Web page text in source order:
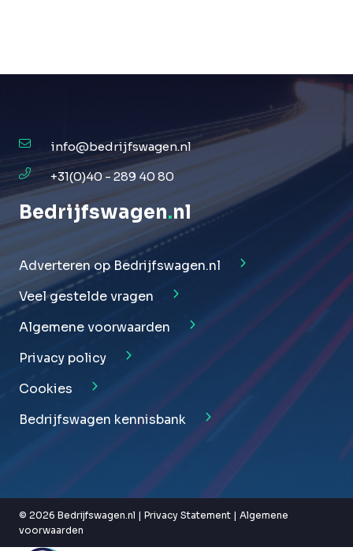
info@bedrijfswagen.nl
+31(0)40 - 289 40 80
Bedrijfswagen.nl
Adverteren op Bedrijfswagen.nl
Veel gestelde vragen
Algemene voorwaarden
Privacy policy
Cookies
Bedrijfswagen kennisbank
© 2026 Bedrijfswagen.nl | Privacy Statement | Algemene
voorwaarden